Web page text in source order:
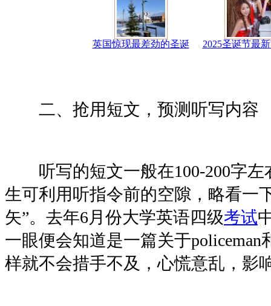
英国惊现最差劲的圣诞 2025圣诞节最
二、抢用短文，预测听写内容
听写的短文一般在100-200字左
生可利用听指令前的空隙，略看一
矢”。去年6月份大学英语四级考试
一眼便会知道是一篇关于policeman
样就不会措手不及，心慌意乱，影